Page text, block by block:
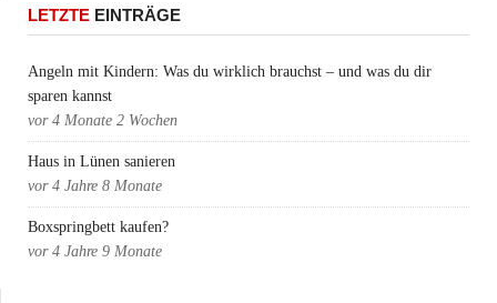
LETZTE EINTRÄGE
Angeln mit Kindern: Was du wirklich brauchst – und was du dir
sparen kannst
vor 4 Monate 2 Wochen
Haus in Lünen sanieren
vor 4 Jahre 8 Monate
Boxspringbett kaufen?
vor 4 Jahre 9 Monate